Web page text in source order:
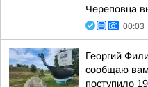
Череповца
00:03
Георгий
сообщаю
поступило